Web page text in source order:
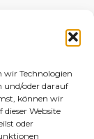
wir Technologien
und/oder darauf
können wir
Website
oder